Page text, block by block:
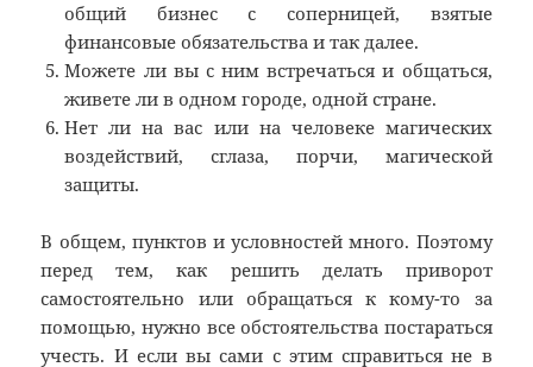
общий бизнес с соперницей, взятые
финансовые обязательства и так далее.
Можете ли вы с ним встречаться и общаться,
живете ли в одном городе, одной стране.
Нет ли на вас или на человеке магических
воздействий, сглаза, порчи, магической
защиты.
В общем, пунктов и условностей много. Поэтому
перед тем, как решить делать приворот
самостоятельно или обращаться к кому-то за
помощью, нужно все обстоятельства постараться
учесть. И если вы сами с этим справиться не в